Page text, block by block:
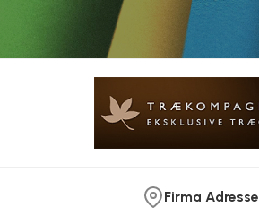
Firma Adresse